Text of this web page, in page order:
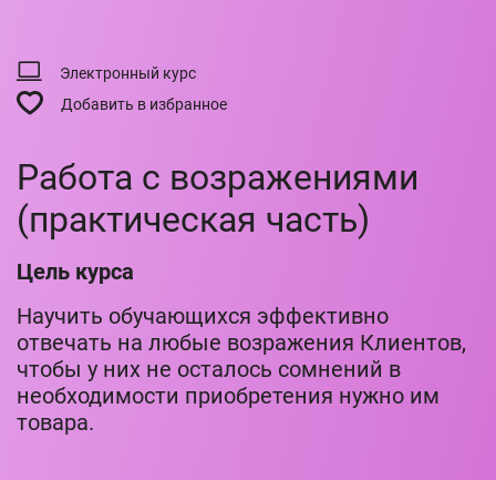
Электронный курс
Добавить в избранное
Работа с возражениями
(практическая часть)
Цель курса
Научить обучающихся эффективно
отвечать на любые возражения Клиентов,
чтобы у них не осталось сомнений в
необходимости приобретения нужно им
товара.